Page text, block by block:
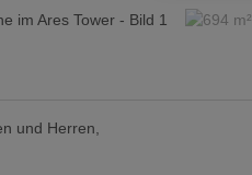
und Herren,